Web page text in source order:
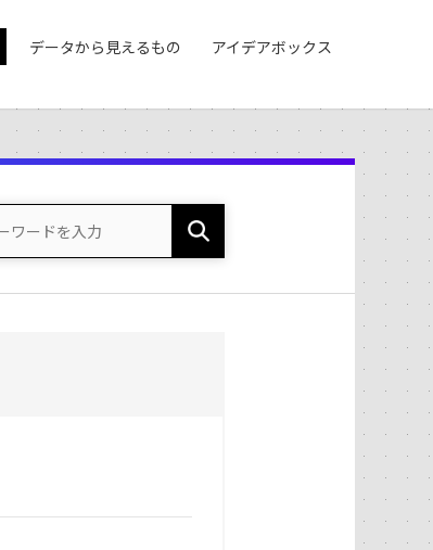
データから見えるもの アイデアボックス